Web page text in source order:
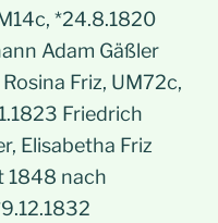
*24.8.1820
Adam Gäßler
Friz, UM72c,
Friedrich
Elisabetha Friz
1848 nach